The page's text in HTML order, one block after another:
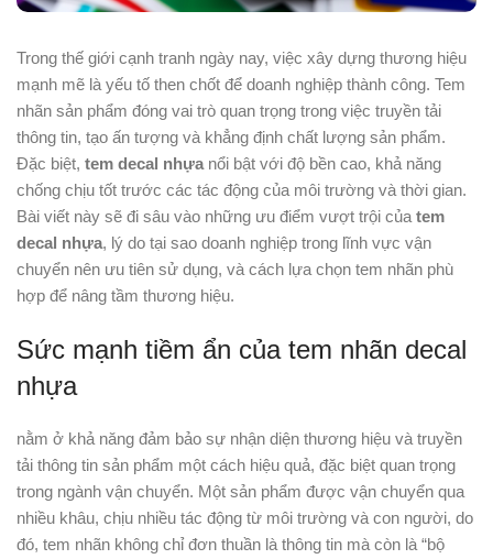
Trong thế giới cạnh tranh ngày nay, việc xây dựng thương hiệu
mạnh mẽ là yếu tố then chốt để doanh nghiệp thành công. Tem
nhãn sản phẩm đóng vai trò quan trọng trong việc truyền tải
thông tin, tạo ấn tượng và khẳng định chất lượng sản phẩm.
Đặc biệt, tem decal nhựa nổi bật với độ bền cao, khả năng
chống chịu tốt trước các tác động của môi trường và thời gian.
Bài viết này sẽ đi sâu vào những ưu điểm vượt trội của tem
decal nhựa, lý do tại sao doanh nghiệp trong lĩnh vực vận
chuyển nên ưu tiên sử dụng, và cách lựa chọn tem nhãn phù
hợp để nâng tầm thương hiệu.
Sức mạnh tiềm ẩn của tem nhãn decal
nhựa
nằm ở khả năng đảm bảo sự nhận diện thương hiệu và truyền
tải thông tin sản phẩm một cách hiệu quả, đặc biệt quan trọng
trong ngành vận chuyển. Một sản phẩm được vận chuyển qua
nhiều khâu, chịu nhiều tác động từ môi trường và con người, do
đó, tem nhãn không chỉ đơn thuần là thông tin mà còn là “bộ